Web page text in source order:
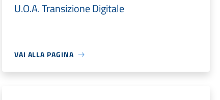
U.O.A. Transizione Digitale
VAI ALLA PAGINA